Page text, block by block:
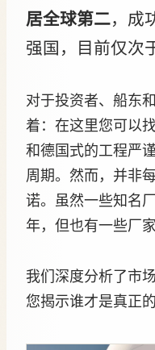
居全球第二，成
强国，目前仅次
对于投资者、船东
着：在这里您可以
和德国式的工程严
周期。然而，并非
诺。虽然一些知名
年，但也有一些厂
我们深度分析了市
您揭示谁才是真正